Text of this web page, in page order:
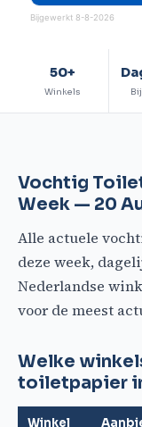
Bijgewerkt 8-8-2026
50+
Winkels
Vochtig
Week — 20
Alle actuele
deze week,
Nederlandse
voor de meest
Welke
toiletpapier
Winkel